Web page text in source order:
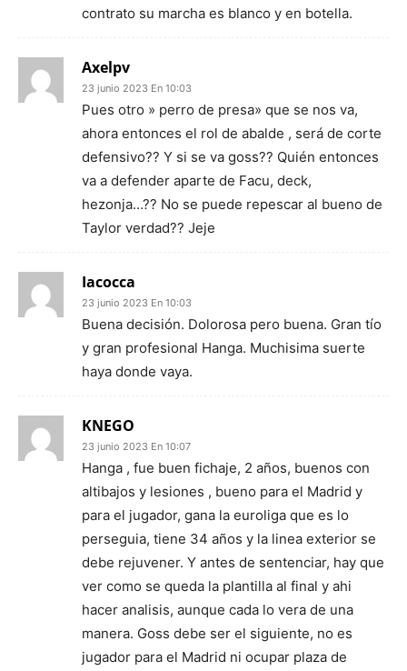
contrato su marcha es blanco y en botella.
Axelpv
23 junio 2023 En 10:03
Pues otro » perro de presa» que se nos va,
ahora entonces el rol de abalde , será de corte
defensivo?? Y si se va goss?? Quién entonces
va a defender aparte de Facu, deck,
hezonja…?? No se puede repescar al bueno de
Taylor verdad?? Jeje
Iacocca
23 junio 2023 En 10:03
Buena decisión. Dolorosa pero buena. Gran tío
y gran profesional Hanga. Muchisima suerte
haya donde vaya.
KNEGO
23 junio 2023 En 10:07
Hanga , fue buen fichaje, 2 años, buenos con
altibajos y lesiones , bueno para el Madrid y
para el jugador, gana la euroliga que es lo
perseguia, tiene 34 años y la linea exterior se
debe rejuvener. Y antes de sentenciar, hay que
ver como se queda la plantilla al final y ahi
hacer analisis, aunque cada lo vera de una
manera. Goss debe ser el siguiente, no es
jugador para el Madrid ni ocupar plaza de